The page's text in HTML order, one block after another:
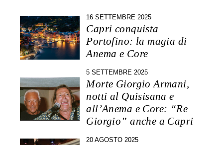
16 SETTEMBRE 2025
Capri conquista
Portofino: la magia di
Anema e Core
5 SETTEMBRE 2025
Morte Giorgio Armani,
notti al Quisisana e
all’Anema e Core: “Re
Giorgio” anche a Capri
20 AGOSTO 2025